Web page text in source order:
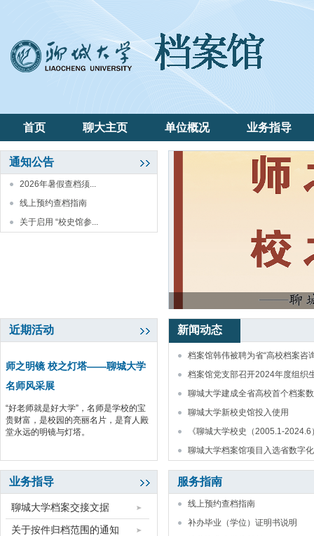
首页 聊大主页 单位概况 业务指导
通知公告
2026年暑假查档须...
线上预约查档指南
关于启用 “校史馆参...
近期活动
师之明镜 校之灯塔——聊城大学
名师风采展
“好老师就是好大学”，名师是学校的宝
贵财富，是校园的亮丽名片，是育人殿
堂永远的明镜与灯塔。
新闻动态
档案馆韩伟被聘为省“高校档案咨
档案馆党支部召开2024年度组织
聊城大学建成全省高校首个档案
聊城大学新校史馆投入使用
《聊城大学校史（2005.1-
聊城大学档案馆项目入选省数字
业务指导
聊城大学档案交接文据
关于按件归档范围的通知
服务指南
线上预约查档指南
补办毕业（学位）证明书说明